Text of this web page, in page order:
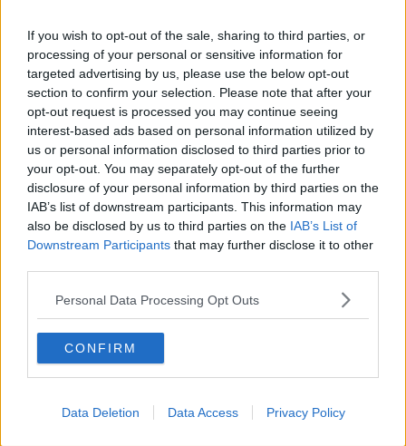
If you wish to opt-out of the sale, sharing to third parties, or
processing of your personal or sensitive information for
targeted advertising by us, please use the below opt-out
section to confirm your selection. Please note that after your
opt-out request is processed you may continue seeing
interest-based ads based on personal information utilized by
us or personal information disclosed to third parties prior to
your opt-out. You may separately opt-out of the further
disclosure of your personal information by third parties on the
IAB’s list of downstream participants. This information may
also be disclosed by us to third parties on the IAB’s List of
Downstream Participants that may further disclose it to other
Personal Data Processing Opt Outs
CONFIRM
Data Deletion Data Access Privacy Policy
Metaverso smart
Fiamme
Anzi
Confessioni autoreferenziali
Utopie
Estate
Il lago
Il diluvio
La classe
Pensieri incoerenti
Dal balcone
Insomnia
Lo sgombero
Erodoto e Tucidide
Pensieri brevi
L'evoluzione della specie
Il servizio
Riflessioni
Generazioni